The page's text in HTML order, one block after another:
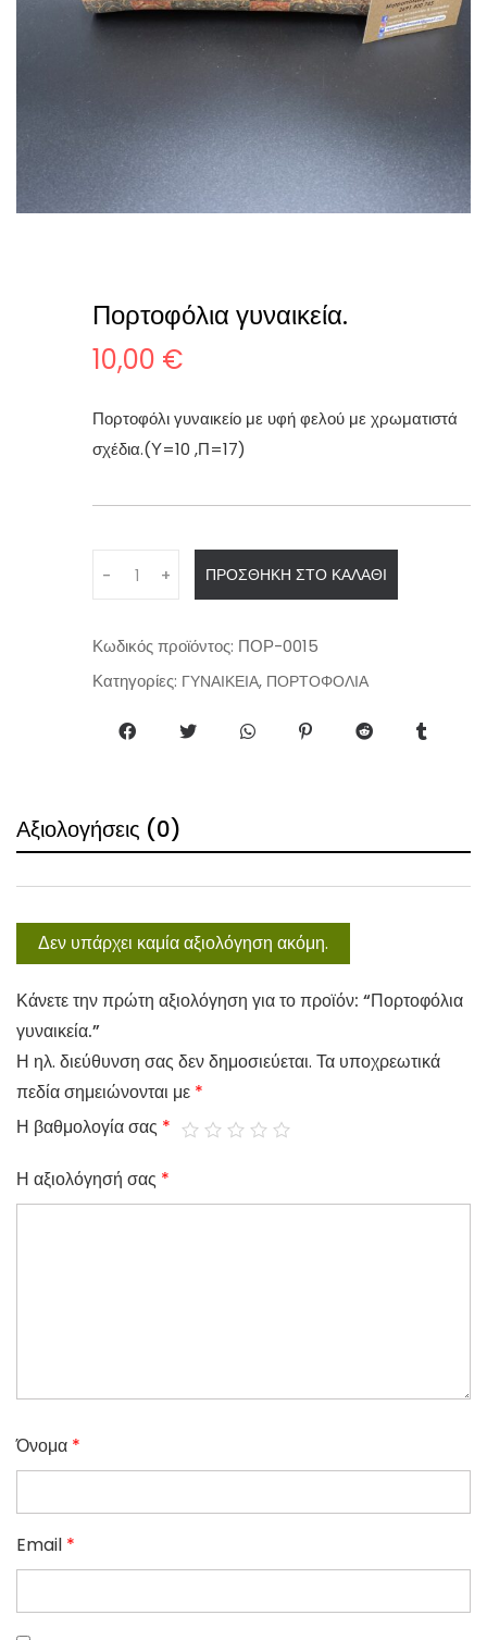
Πορτοφόλια γυναικεία.
10,00 €
Πορτοφόλι γυναικείο με υφή φελού με χρωματιστά
σχέδια.(Υ=10 ,Π=17)
n
i
- + ΠΡΟΣΘΉΚΗ ΣΤΟ ΚΑΛΆΘΙ
Κωδικός προϊόντος: ΠΟΡ-0015
Κατηγορίες: ΓΥΝΑΙΚΕΙΑ, ΠΟΡΤΟΦΟΛΙΑ
Αξιολογήσεις (0)
Δεν υπάρχει καμία αξιολόγηση ακόμη.
Κάνετε την πρώτη αξιολόγηση για το προϊόν: “Πορτοφόλια
γυναικεία.”
Η ηλ. διεύθυνση σας δεν δημοσιεύεται. Τα υποχρεωτικά
πεδία σημειώνονται με *
Η βαθμολογία σας *
Η αξιολόγησή σας *
Όνομα *
Email *